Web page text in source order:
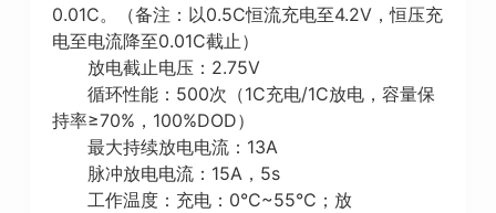
0.01C。（备注：以0.5C恒流充电至4.2V，恒压充
电至电流降至0.01C截止）
放电截止电压：2.75V
循环性能：500次（1C充电/1C放电，容量保
持率≥70%，100%DOD）
最大持续放电电流：13A
脉冲放电电流：15A，5s
工作温度：充电：0°C~55°C；放